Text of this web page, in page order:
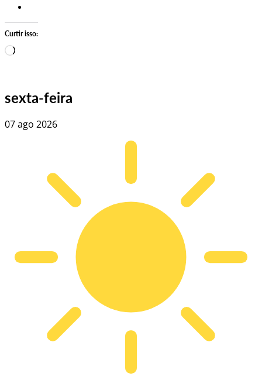
Curtir isso:
Carregando…
sexta-feira
07 ago 2026